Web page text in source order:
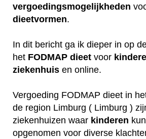
vergoedingsmogelijkheden
dieetvormen.
In dit bericht ga ik dieper in op
het FODMAP dieet voor
ziekenhuis en online.
Vergoeding FODMAP dieet in
de region Limburg ( Limburg )
ziekenhuizen waar kinderen
opgenomen voor diverse